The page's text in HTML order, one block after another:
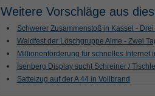
Weitere Vorschläge aus
Schwerer Zusammenstoß in Kassel -
Waldfest der Löschgruppe Alme - Zwei
Millionenförderung für schnelles Internet
Isenberg Display sucht Schreiner /
Sattelzug auf der A 44 in Vollbrand